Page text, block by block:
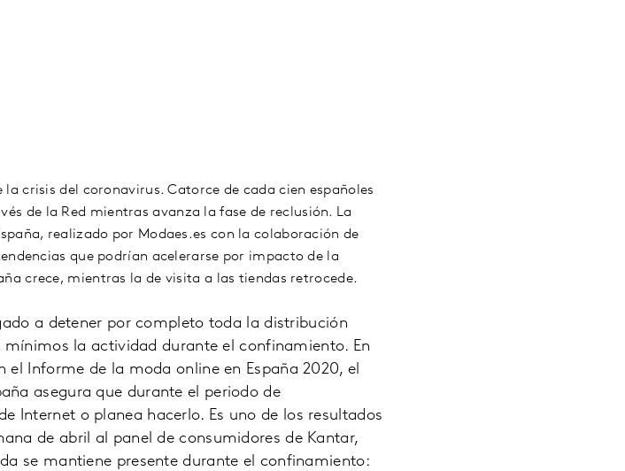
crisis del coronavirus. Catorce de cada cien españoles
de la Red mientras avanza la fase de reclusión. La
realizado por Modaes.es con la colaboración de
que podrían acelerarse por impacto de la
crece, mientras la de visita a las tiendas retrocede.
a detener por completo toda la distribución
la actividad durante el confinamiento. En
Informe de la moda online en España 2020, el
asegura que durante el periodo de
Internet o planea hacerlo. Es uno de los resultados
de abril al panel de consumidores de Kantar,
se mantiene presente durante el confinamiento: